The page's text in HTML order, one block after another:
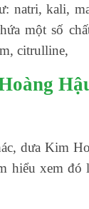
natri, kali,
một số
citrulline,
dưa Kim
hiểu xem đó